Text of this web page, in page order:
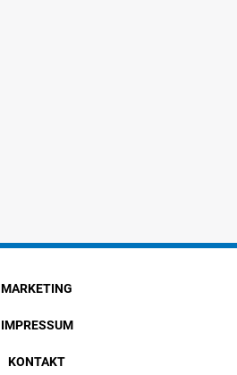
MARKETING
IMPRESSUM
KONTAKT